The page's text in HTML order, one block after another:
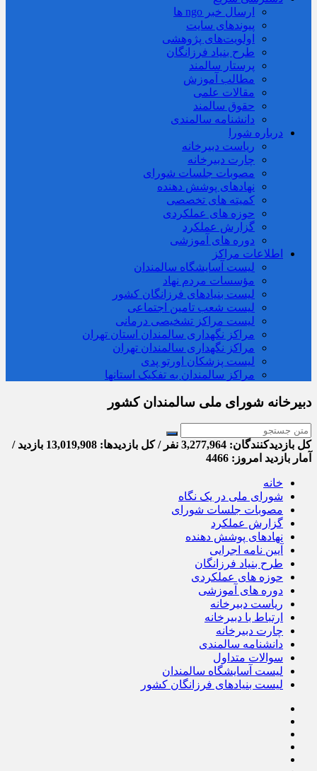
ارسال خبر ngo ها
پیوندهای سایت
اولویت‌های پژوهشی
طرح بنیاد فرزانگان
پرستار سالمند
مطالب آموزش
مقالات علمی
حقوق سالمند
دانشنامه سالمندی
درباره شورا
ریاست دبیرخانه
چارت دبیرخانه
مصوبات جلسات شورای
نهادهای پوشش دهنده
کمیته های تخصصی
حوزه های عملکردی
گزارش عملکرد
دوره های آموزشی
اطلاعات مراکز
لیست آسایشگاه سالمندان
مؤسسات مردم نهاد
لیست بنیادهای فرزانگان کشور
لیست شعب تامین اجتماعی
لیست مراکز تشخیصی درمانی
مراکز نگهداری سالمندان استان تهران
مراکز نگهداری سالمندان تهران
لیست پزشکان اورتو پدی
مراکز سالمندان به تفکیک استانها
دبیرخانه شورای ملی سالمندان کشور
کل بازدیدکنند‌گان: 3,277,964 نفر / کل بازدیدها: 13,019,908 بازدید /
آمار بازدید امروز: 4466
خانه
شورای ملی در یک نگاه
مصوبات جلسات شورای
گزارش عملکرد
نهادهای پوشش دهنده
آیین نامه اجرایی
طرح بنیاد فرزانگان
حوزه های عملکردی
دوره های آموزشی
ریاست دبیرخانه
ارتباط با دبیرخانه
چارت دبیرخانه
دانشنامه سالمندی
سوالات متداول
لیست آسایشگاه سالمندان
لیست بنیادهای فرزانگان کشور